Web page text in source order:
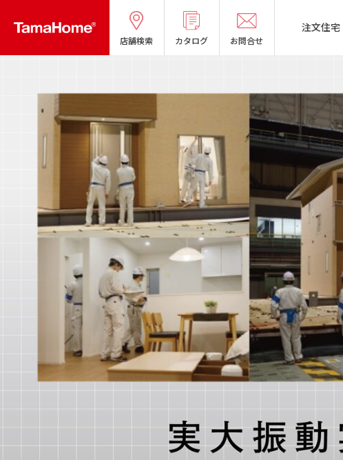
店舗検索 カタログ お問合せ
注文住宅
タマホームの考える家づくり
良質国産材の家
よくあるご質問
リフォームメニュー
お問い合わせ
分譲マンション
オーナー様の声